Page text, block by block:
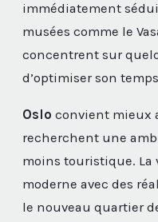
immédiatement
musées comme le
concentrent sur
d’optimiser son
Oslo convient mieux
recherchent une
moins touristique.
moderne avec des
le nouveau quartier